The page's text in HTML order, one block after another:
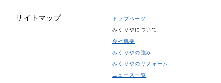
サイトマップ トップページ
みくりやについて
会社概要
みくりやの強み
みくりやのリフォーム
ニュース一覧